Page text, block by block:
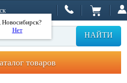
Нет
НАЙТИ
товаров